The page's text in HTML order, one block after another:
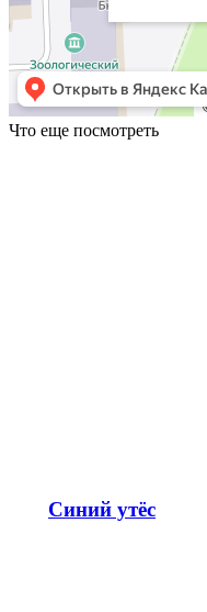
Что еще посмотреть
Синий утёс